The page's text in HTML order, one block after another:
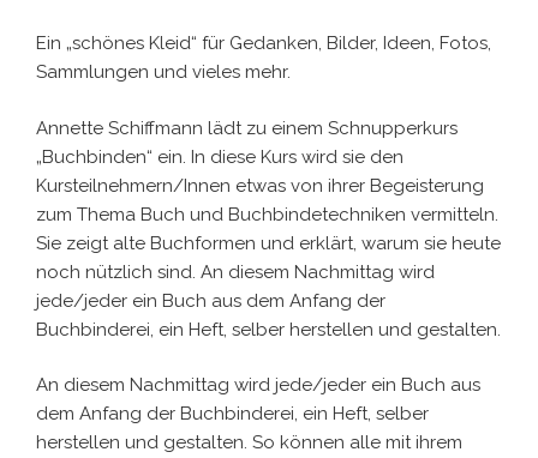
Ein „schönes Kleid“ für Gedanken, Bilder, Ideen, Fotos,
Sammlungen und vieles mehr.
Annette Schiffmann lädt zu einem Schnupperkurs
„Buchbinden“ ein. In diese Kurs wird sie den
Kursteilnehmern/Innen etwas von ihrer Begeisterung
zum Thema Buch und Buchbindetechniken vermitteln.
Sie zeigt alte Buchformen und erklärt, warum sie heute
noch nützlich sind. An diesem Nachmittag wird
jede/jeder ein Buch aus dem Anfang der
Buchbinderei, ein Heft, selber herstellen und gestalten.
An diesem Nachmittag wird jede/jeder ein Buch aus
dem Anfang der Buchbinderei, ein Heft, selber
herstellen und gestalten. So können alle mit ihrem